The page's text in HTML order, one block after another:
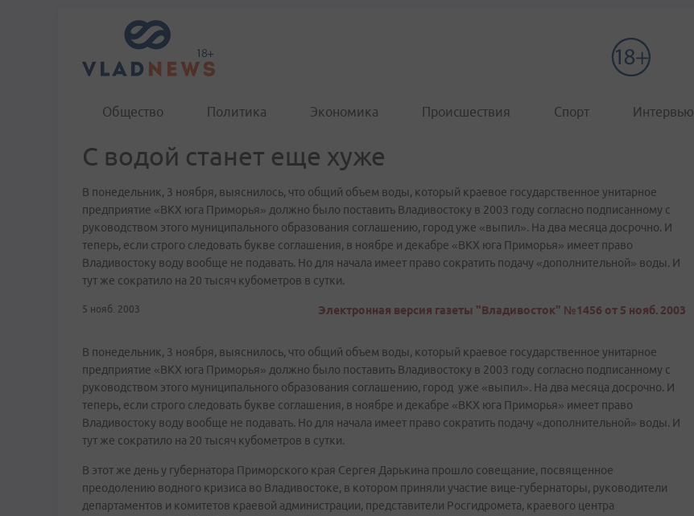
Общество Политика Экономика Происшествия Спорт Интервью
С водой станет еще хуже
В понедельник, 3 ноября, выяснилось, что общий объем воды, который краевое государственное унитарное
предприятие «ВКХ юга Приморья» должно было поставить Владивостоку в 2003 году согласно подписанному с
руководством этого муниципального образования соглашению, город уже «выпил». На два месяца досрочно. И
теперь, если строго следовать букве соглашения, в ноябре и декабре «ВКХ юга Приморья» имеет право
Владивостоку воду вообще не подавать. Но для начала имеет право сократить подачу «дополнительной» воды. И
тут же сократило на 20 тысяч кубометров в сутки.
5 нояб. 2003 Электронная версия газеты "Владивосток" №1456 от 5 нояб. 2003
В понедельник, 3 ноября, выяснилось, что общий объем воды, который краевое государственное унитарное
предприятие «ВКХ юга Приморья» должно было поставить Владивостоку в 2003 году согласно подписанному с
руководством этого муниципального образования соглашению, город уже «выпил». На два месяца досрочно. И
теперь, если строго следовать букве соглашения, в ноябре и декабре «ВКХ юга Приморья» имеет право
Владивостоку воду вообще не подавать. Но для начала имеет право сократить подачу «дополнительной» воды. И
тут же сократило на 20 тысяч кубометров в сутки.
В этот же день у губернатора Приморского края Сергея Дарькина прошло совещание, посвященное
преодолению водного кризиса во Владивостоке, в котором приняли участие вице-губернаторы, руководители
департаментов и комитетов краевой администрации, представители Росгидромета, краевого центра